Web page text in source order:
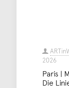
2026
Paris |
Die